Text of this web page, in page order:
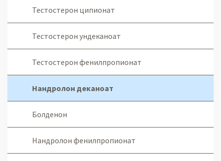
Тестостерон ципионат
Тестостерон ундеканоат
Тестостерон фенилпропионат
Нандролон деканоат
Болденон
Нандролон фенилпропионат